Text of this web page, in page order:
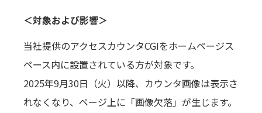
＜対象および影響＞
当社提供のアクセスカウンタCGIをホームページス
ペース内に設置されている方が対象です。
2025年9月30日（火）以降、カウンタ画像は表示さ
れなくなり、ページ上に「画像欠落」が生じます。